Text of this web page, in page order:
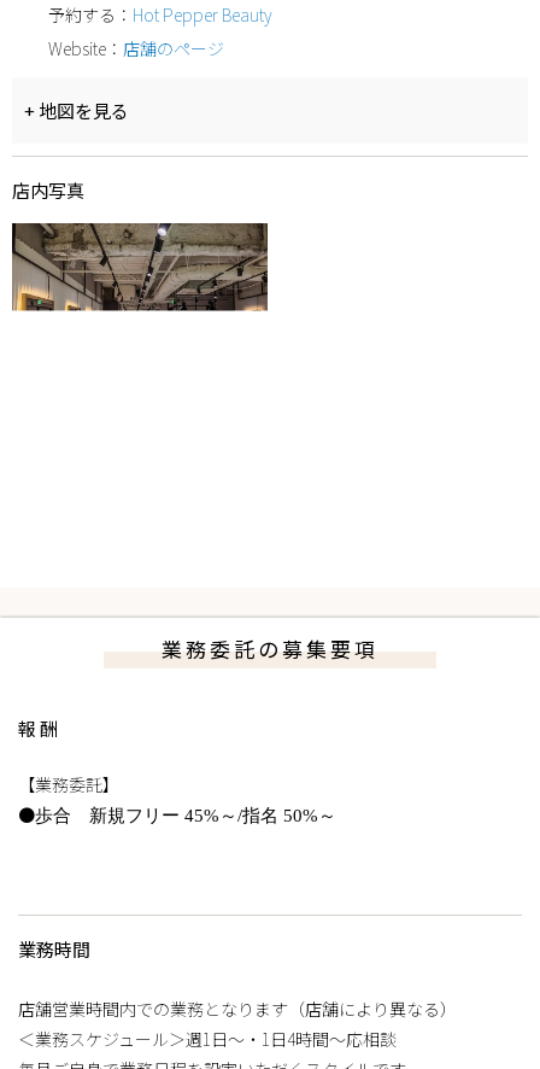
予約する： Hot Pepper Beauty
Website： 店舗のページ
+ 地図を見る
店内写真
業務委託の募集要項
報酬
【業務委託】
●歩合 新規フリー 45%～/指名 50%～
業務時間
店舗営業時間内での業務となります（店舗により異なる）
＜業務スケジュール＞週1日～・1日4時間～応相談